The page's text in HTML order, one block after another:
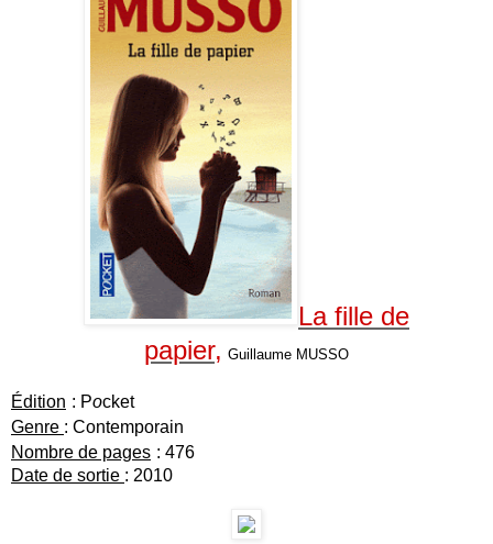
La fille de
papier, Guillaume MUSSO
Édition : Pocket
Genre : Contemporain
Nombre de pages : 476
Date de sortie : 2010